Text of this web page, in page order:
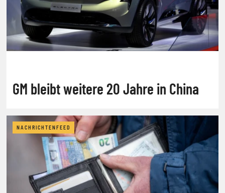
GM bleibt weitere 20 Jahre in China
NACHRICHTENFEED